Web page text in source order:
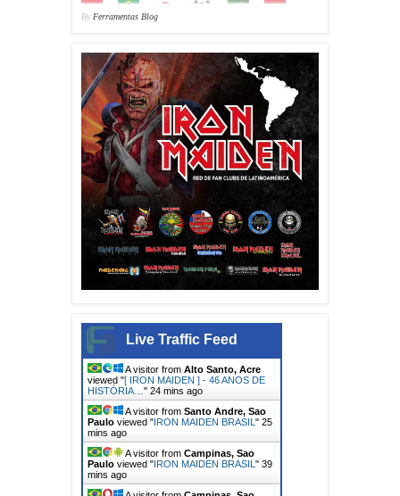
By Ferramentas Blog
Live Traffic Feed
A visitor from Alto Santo, Acre
viewed "[ IRON MAIDEN ] - 46 ANOS DE
HISTÓRIA… " 24 mins ago
A visitor from Santo Andre, Sao
Paulo viewed "IRON MAIDEN BRASIL " 25
mins ago
A visitor from Campinas, Sao
Paulo viewed "IRON MAIDEN BRASIL " 39
mins ago